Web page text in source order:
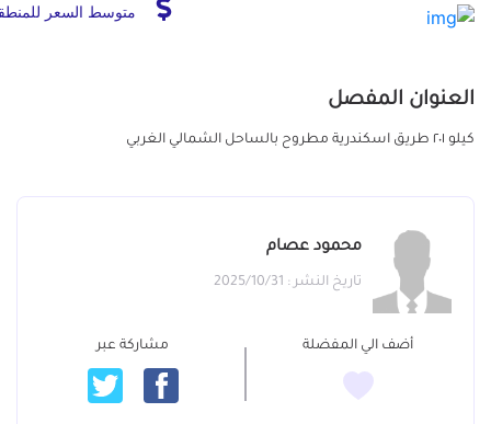
متوسط السعر
العنوان المفصل
كيلو ٢٠١ طريق اسكندرية مطروح بالساحل الشمالي الغربي
محمود عصام
تاريخ النشر : 2025/10/31
أضف الي المفضلة مشاركة عبر